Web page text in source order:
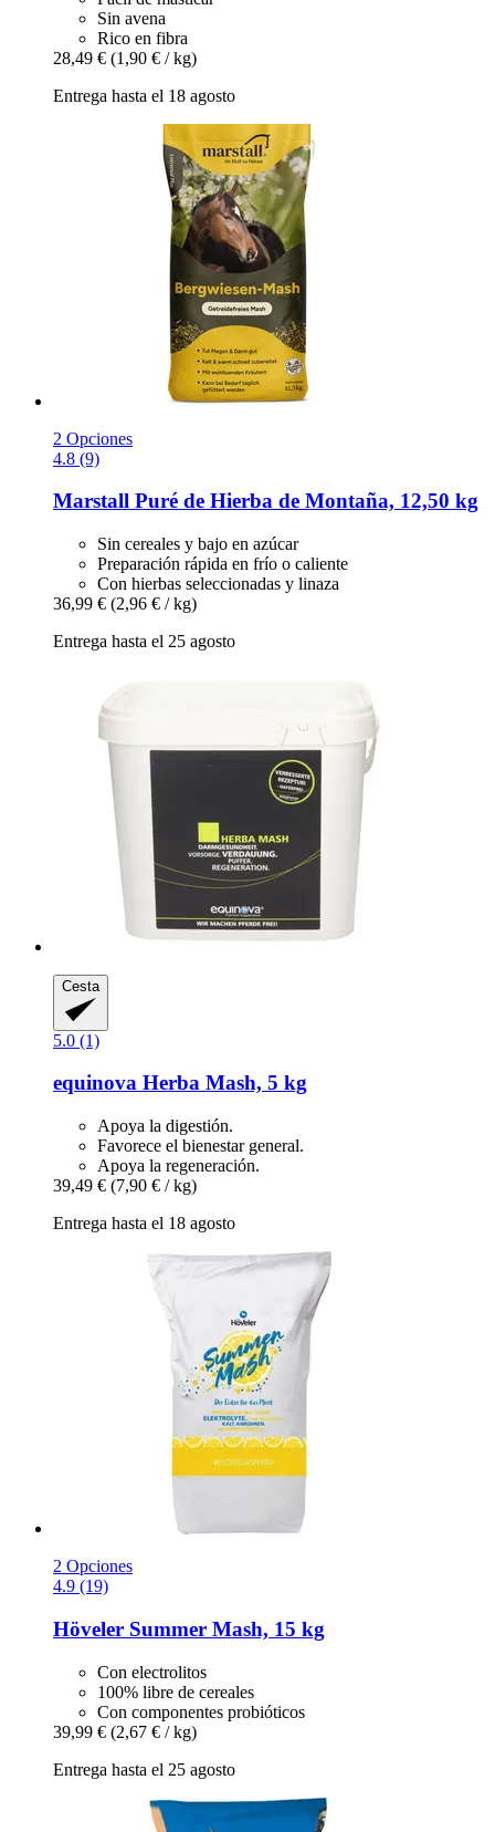
Sin avena
Rico en fibra
28,49 € (1,90 € / kg)
Entrega hasta el 18 agosto
2 Opciones
4.8 (9)
Marstall Puré de Hierba de Montaña, 12,50 kg
Sin cereales y bajo en azúcar
Preparación rápida en frío o caliente
Con hierbas seleccionadas y linaza
36,99 € (2,96 € / kg)
Entrega hasta el 25 agosto
Cesta
5.0 (1)
equinova Herba Mash, 5 kg
Apoya la digestión.
Favorece el bienestar general.
Apoya la regeneración.
39,49 € (7,90 € / kg)
Entrega hasta el 18 agosto
2 Opciones
4.9 (19)
Höveler Summer Mash, 15 kg
Con electrolitos
100% libre de cereales
Con componentes probióticos
39,99 € (2,67 € / kg)
Entrega hasta el 25 agosto